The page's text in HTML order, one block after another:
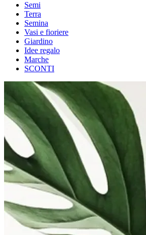
Semi
Terra
Semina
Vasi e fioriere
Giardino
Idee regalo
Marche
SCONTI